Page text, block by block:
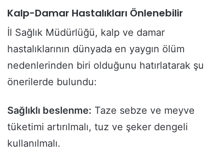
Kalp-Damar Hastalıkları Önlenebilir
İl Sağlık Müdürlüğü, kalp ve damar
hastalıklarının dünyada en yaygın ölüm
nedenlerinden biri olduğunu hatırlatarak şu
önerilerde bulundu:
Sağlıklı beslenme: Taze sebze ve meyve
tüketimi artırılmalı, tuz ve şeker dengeli
kullanılmalı.